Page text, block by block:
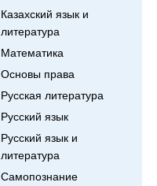
Казахский язык и
литература
Математика
Основы права
Русская литература
Русский язык
Русский язык и
литература
Самопознание